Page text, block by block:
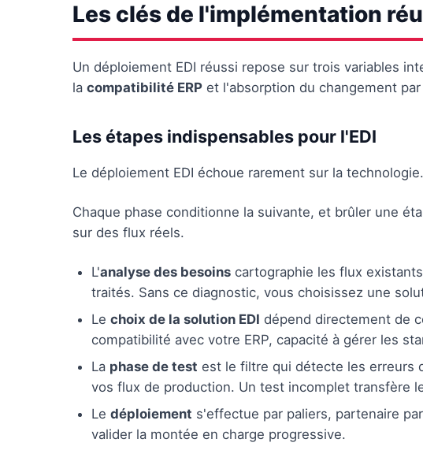
Les clés de l'implémentation
Un déploiement EDI réussi repose sur trois variables
la compatibilité ERP et l'absorption du changement
Les étapes indispensables pour l'EDI
Le déploiement EDI échoue rarement sur la
Chaque phase conditionne la suivante, et brûler une
sur des flux réels.
L'analyse des besoins cartographie les flux
traités. Sans ce diagnostic, vous choisissez une
Le choix de la solution EDI dépend directement de
compatibilité avec votre ERP, capacité à gérer les
La phase de test est le filtre qui détecte les erreurs
vos flux de production. Un test incomplet transfère
Le déploiement s'effectue par paliers, partenaire
valider la montée en charge progressive.